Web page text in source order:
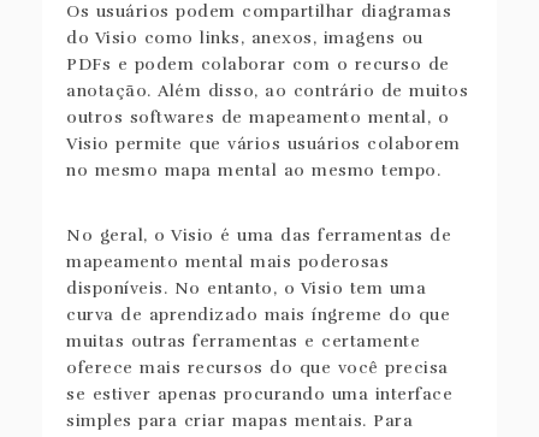
Os usuários podem compartilhar diagramas
do Visio como links, anexos, imagens ou
PDFs e podem colaborar com o recurso de
anotação. Além disso, ao contrário de muitos
outros softwares de mapeamento mental, o
Visio permite que vários usuários colaborem
no mesmo mapa mental ao mesmo tempo.
No geral, o Visio é uma das ferramentas de
mapeamento mental mais poderosas
disponíveis. No entanto, o Visio tem uma
curva de aprendizado mais íngreme do que
muitas outras ferramentas e certamente
oferece mais recursos do que você precisa
se estiver apenas procurando uma interface
simples para criar mapas mentais. Para